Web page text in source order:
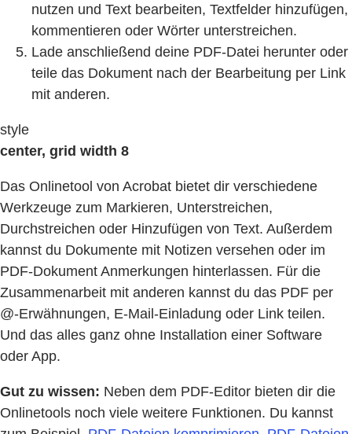
nutzen und Text bearbeiten, Textfelder hinzufügen,
kommentieren oder Wörter unterstreichen.
Lade anschließend deine PDF-Datei herunter oder
teile das Dokument nach der Bearbeitung per Link
mit anderen.
style
center, grid width 8
Das Onlinetool von Acrobat bietet dir verschiedene
Werkzeuge zum Markieren, Unterstreichen,
Durchstreichen oder Hinzufügen von Text. Außerdem
kannst du Dokumente mit Notizen versehen oder im
PDF-Dokument Anmerkungen hinterlassen. Für die
Zusammenarbeit mit anderen kannst du das PDF per
@-Erwähnungen, E-Mail-Einladung oder Link teilen.
Und das alles ganz ohne Installation einer Software
oder App.
Gut zu wissen: Neben dem PDF-Editor bieten dir die
Onlinetools noch viele weitere Funktionen. Du kannst